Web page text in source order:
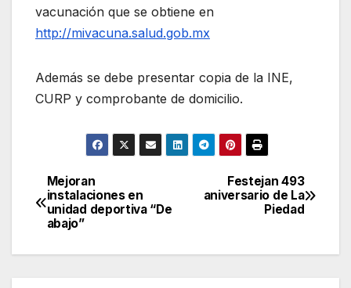
vacunación que se obtiene en
http://mivacuna.salud.gob.mx
Además se debe presentar copia de la INE,
CURP y comprobante de domicilio.
Navegación
de
entradas
Festejan 493
aniversario de La
Piedad
Mejoran
instalaciones en
unidad deportiva “De
abajo”